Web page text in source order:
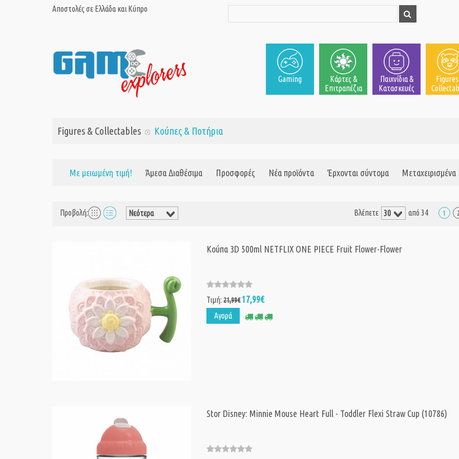
Αποστολές σε Ελλάδα και Κύπρο
Gaming
Κάρτες &
Επιτραπέζια
Παιχνίδια &
Κατασκευές
Figures & Collectables Κούπες & Ποτήρια
Με μειωμένη τιμή! Άμεσα Διαθέσιμα Προσφορές Νέα προϊόντα Έρχονται σύντομα Μεταχειρισμένα
Προβολή: 1
Βλέπετε από 34
Κούπα 3D 500ml NETFLIX ONE PIECE Fruit Flower-Flower
Τιμή:21,99€17,99€
Αγορά
Stor Disney: Minnie Mouse Heart Full - Toddler Flexi Straw Cup (10786)